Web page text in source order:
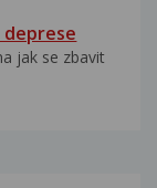
deprese
jak se zbavit